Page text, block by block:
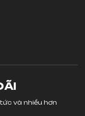
và nhiều hơn